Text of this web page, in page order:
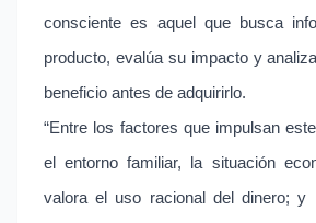
consciente es aquel que busca
producto, evalúa su impacto y
beneficio antes de adquirirlo.
“Entre los factores que impulsan
el entorno familiar, la situación
valora el uso racional del dinero; y